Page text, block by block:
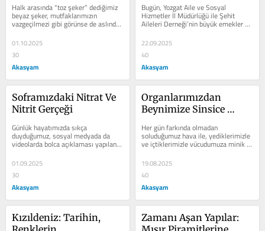
Halk arasında “toz şeker” dediğimiz
beyaz şeker, mutfaklarımızın
vazgeçilmezi gibi görünse de aslında
en zararlısıdır. Çünkü...
01.10.2025
30
Akasyam
Bugün, Yozgat Aile ve Sosyal
Hizmetler İl Müdürlüğü ile Şehit
Aileleri Derneği’nin büyük emekler
vererek hazırladığı “Şehadetin...
22.09.2025
40
Akasyam
Soframızdaki Nitrat Ve
Nitrit Gerçeği
Günlük hayatımızda sıkça
duyduğumuz, sosyal medyada da
videolarda bolca açıklaması yapılan
ama çoğumuzun ne olduğunu tam
bilmediği iki...
01.09.2025
30
Akasyam
Organlarımızdan
Beynimize Sinsice
Her gün farkında olmadan
soluduğumuz hava ile, yediklerimizle
ve içtiklerimizle vücudumuza minik
plastik parçacıkları alıyoruz.
Bunlara...
19.08.2025
40
Akasyam
Kızıldeniz: Tarihin,
Zamanı Aşan Yapılar: